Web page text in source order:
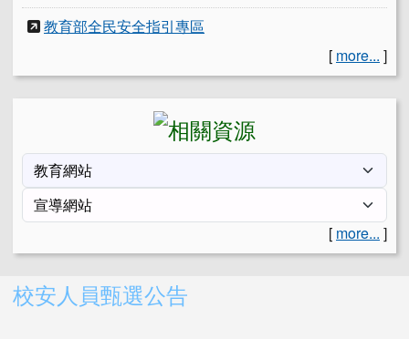
教育部全民安全指引專區
[ more... ]
[ more... ]
右邊區域內容
校安人員甄選公告